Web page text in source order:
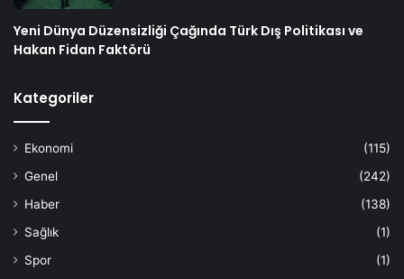
Yeni Dünya Düzensizliği Çağında Türk Dış Politikası ve
Hakan Fidan Faktörü
Kategoriler
Ekonomi
(115)
Genel
(242)
Haber
(138)
Sağlık
(1)
Spor
(1)